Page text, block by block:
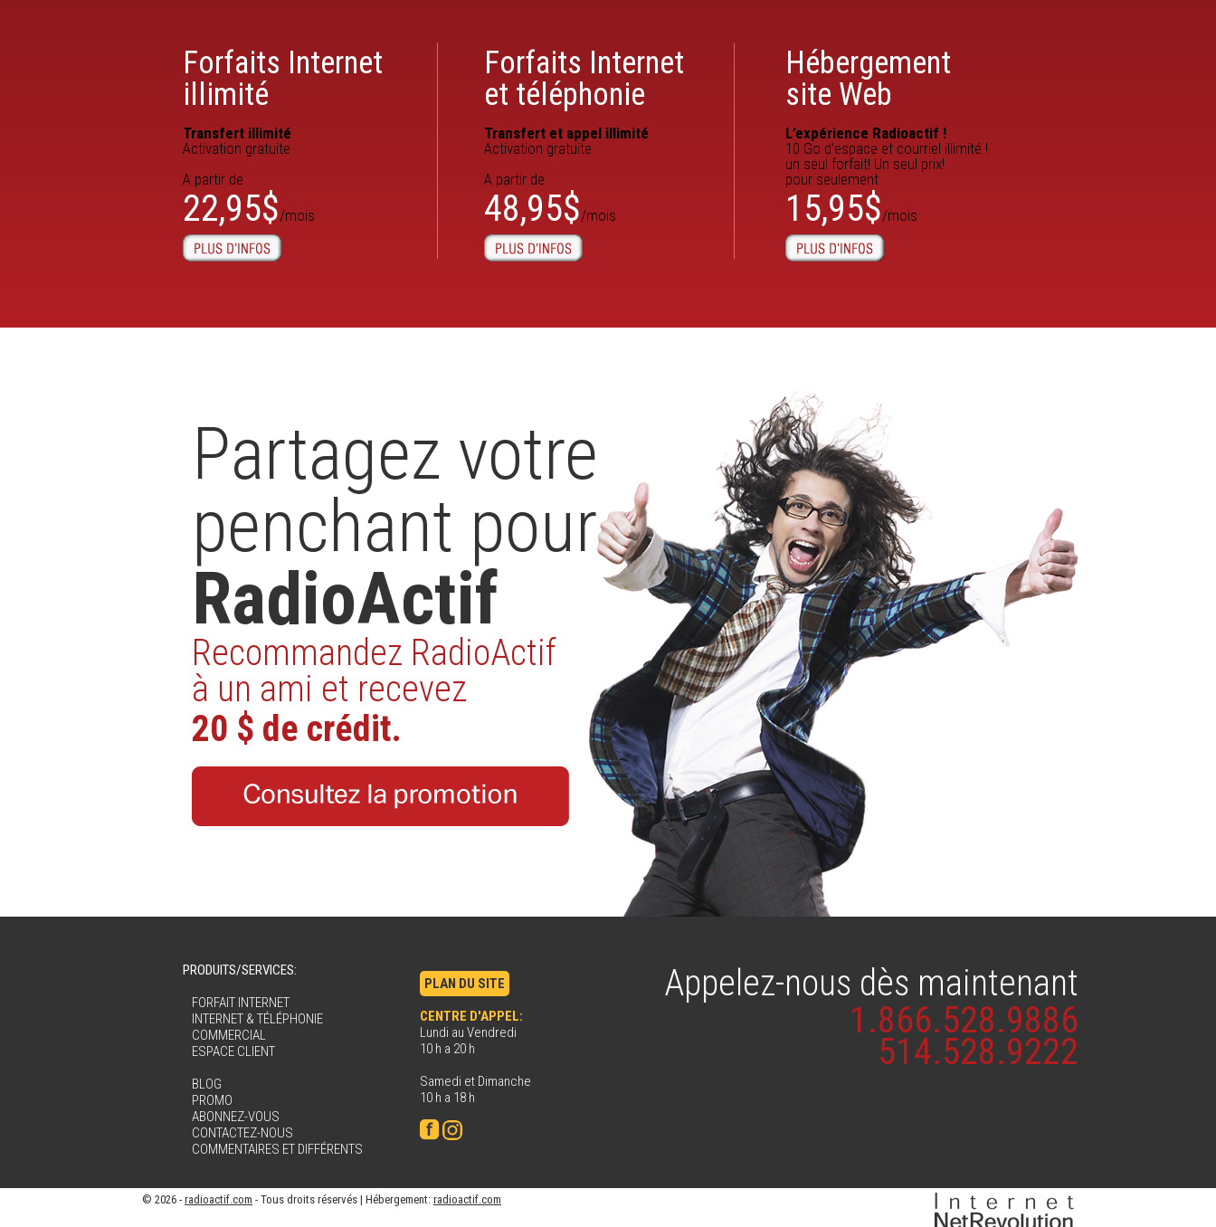
Forfaits Internet
illimité
Transfert illimité
Activation gratuite
A partir de
22,95$/mois
Forfaits Internet
et téléphonie
Transfert et appel illimité
Activation gratuite
A partir de
48,95$/mois
Hébergement
site Web
L’expérience Radioactif !
10 Go d’espace et courriel illimité !
un seul forfait! Un seul prix!
pour seulement
15,95$/mois
Partagez votre
penchant pour
RadioActif
Recommandez RadioActif
à un ami et recevez
20 $ de crédit.
PRODUITS/SERVICES:
FORFAIT INTERNET
INTERNET & TÉLÉPHONIE
COMMERCIAL
ESPACE CLIENT
BLOG
PROMO
ABONNEZ-VOUS
CONTACTEZ-NOUS
COMMENTAIRES ET DIFFÉRENTS
PLAN DU SITE
CENTRE D'APPEL:
Lundi au Vendredi
10 h a 20 h
Samedi et Dimanche
10 h a 18 h
Appelez-nous dès maintenant
1.866.528.9886
514.528.9222
© 2026 - radioactif.com - Tous droits réservés | Hébergement: radioactif.com